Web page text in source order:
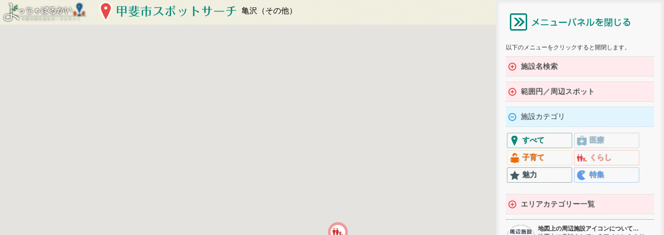
亀沢（その他）
以下のメニューをクリックすると開閉します。
施設名検索
範囲円／周辺スポット
施設カテゴリ
すべて 医療
子育て くらし
魅力 特集
エリアカテゴリー一覧
地図上の周辺施設アイコンについて…